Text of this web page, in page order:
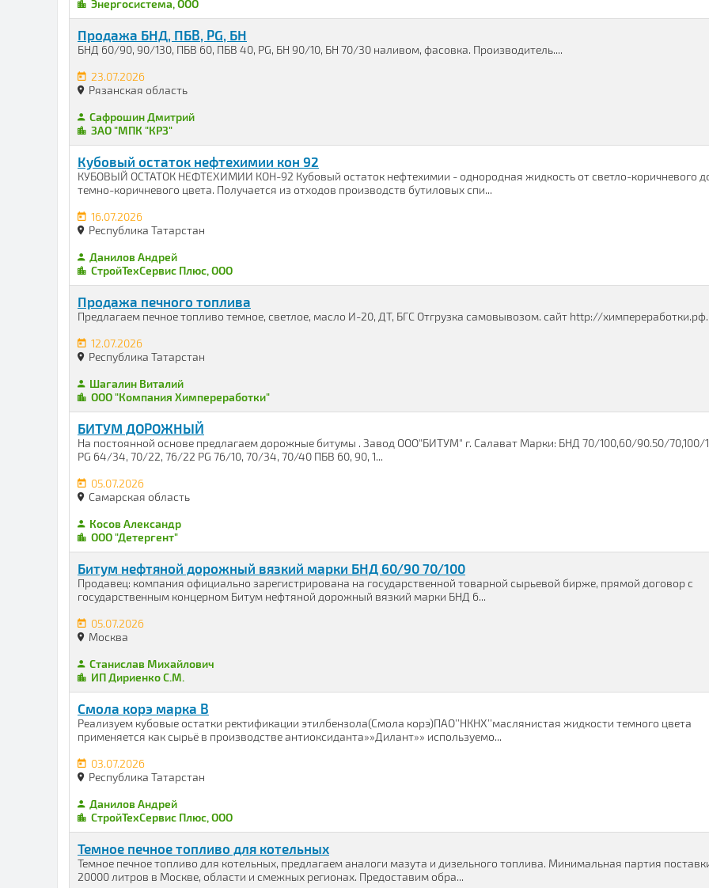
Энергосистема, ООО
Продажа БНД, ПБВ, PG, БН
БНД 60/90, 90/130, ПБВ 60, ПБВ 40, PG, БН 90/10, БН 70/30 наливом, фасовка. Производитель....
23.07.2026
Рязанская область
Сафрошин Дмитрий
ЗАО "МПК "КРЗ"
Кубовый остаток нефтехимии кон 92
КУБОВЫЙ ОСТАТОК НЕФТЕХИМИИ КОН-92 Кубовый остаток нефтехимии - однородная жидкость от светло-коричневого
темно-коричневого цвета. Получается из отходов производств бутиловых спи...
16.07.2026
Республика Татарстан
Данилов Андрей
СтройТехСервис Плюс, ООО
Продажа печного топлива
Предлагаем печное топливо темное, светлое, масло И-20, ДТ, БГС Отгрузка самовывозом. сайт http://
12.07.2026
Республика Татарстан
Шагалин Виталий
ООО "Компания Химпереработки"
БИТУМ ДОРОЖНЫЙ
На постоянной основе предлагаем дорожные битумы . Завод ООО"БИТУМ" г. Салават Марки: БНД 70/100,60/90.50/70,100/
PG 64/34, 70/22, 76/22 PG 76/10, 70/34, 70/40 ПБВ 60, 90, 1...
05.07.2026
Самарская область
Косов Александр
ООО "Детергент"
Битум нефтяной дорожный вязкий марки БНД 60/90 70/100
Продавец: компания официально зарегистрирована на государственной товарной сырьевой бирже, прямой договор с
государственным концерном Битум нефтяной дорожный вязкий марки БНД 6...
05.07.2026
Москва
Станислав Михайлович
ИП Дириенко С.М.
Смола корэ марка В
Реализуем кубовые остатки ректификации этилбензола(Смола корэ)ПАО’’НКНХ’’маслянистая жидкости темного цвета
применяется как сырьё в производстве антиоксиданта»»Дилант»» используемо...
03.07.2026
Республика Татарстан
Данилов Андрей
СтройТехСервис Плюс, ООО
Темное печное топливо для котельных
Темное печное топливо для котельных, предлагаем аналоги мазута и дизельного топлива. Минимальная партия
20000 литров в Москве, области и смежных регионах. Предоставим обра...